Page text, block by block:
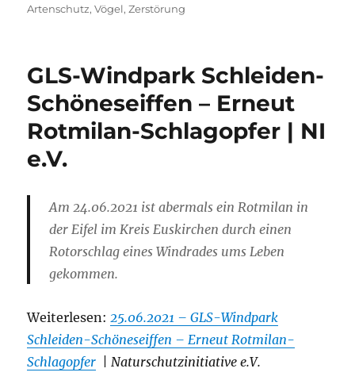
am
Artenschutz,Vögel,Zerstörung
GLS-Windpark Schleiden-
Schöneseiffen – Erneut
Rotmilan-Schlagopfer | NI
e.V.
Am 24.06.2021 ist abermals ein Rotmilan in
der Eifel im Kreis Euskirchen durch einen
Rotorschlag eines Windrades ums Leben
gekommen.
Weiterlesen: 25.06.2021 – GLS-Windpark
Schleiden-Schöneseiffen – Erneut Rotmilan-
Schlagopfer | Naturschutzinitiative e.V.